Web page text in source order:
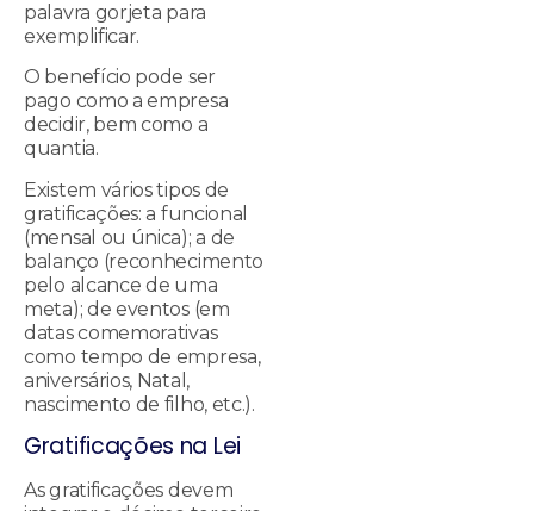
palavra gorjeta para
exemplificar.
O benefício pode ser
pago como a empresa
decidir, bem como a
quantia.
Existem vários tipos de
gratificações: a funcional
(mensal ou única); a de
balanço (reconhecimento
pelo alcance de uma
meta); de eventos (em
datas comemorativas
como tempo de empresa,
aniversários, Natal,
nascimento de filho, etc.).
Gratificações na Lei
As gratificações devem